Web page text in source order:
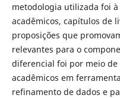
metodologia utilizada foi
acadêmicos, capítulos de
proposições que
relevantes para o
diferencial foi por meio de
acadêmicos em
refinamento de dados e